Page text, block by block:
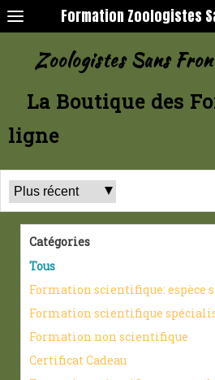
Formation Zoologistes
Zoologistes Sans
La Boutique des
ligne
Catégories
Tous
Formation scientifique: espèce
Formation scientifique
Formation non scientifique
Certificat Cadeau